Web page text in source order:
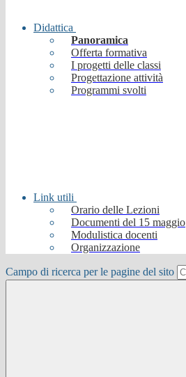
Didattica
Panoramica
Offerta formativa
I progetti delle classi
Progettazione attività
Programmi svolti
Link utili
Orario delle Lezioni
Documenti del 15 maggio
Modulistica docenti
Organizzazione
Campo di ricerca per le pagine del sito